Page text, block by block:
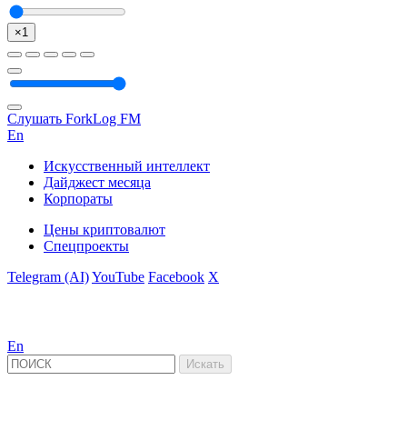
×1
Слушать ForkLog FM
En
Искусственный интеллект
Дайджест месяца
Корпораты
Цены криптовалют
Спецпроекты
Telegram (AI)YouTube Facebook X
En